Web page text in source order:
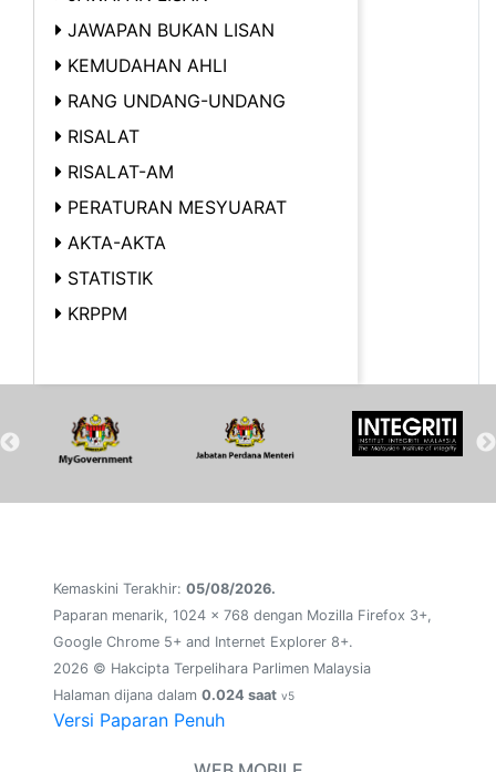
JAWAPAN BUKAN LISAN
KEMUDAHAN AHLI
RANG UNDANG-UNDANG
RISALAT
RISALAT-AM
PERATURAN MESYUARAT
AKTA-AKTA
STATISTIK
KRPPM
Kemaskini Terakhir: 05/08/2026.
Paparan menarik, 1024 x 768 dengan Mozilla Firefox 3+,
Google Chrome 5+ and Internet Explorer 8+.
2026 © Hakcipta Terpelihara Parlimen Malaysia
Halaman dijana dalam 0.024 saat v5
Versi Paparan Penuh